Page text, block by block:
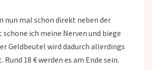
nun mal schon direkt neben der
ich meine Nerven und biege
Geldbeutel wird dadurch allerdings
18 € werden es am Ende sein.